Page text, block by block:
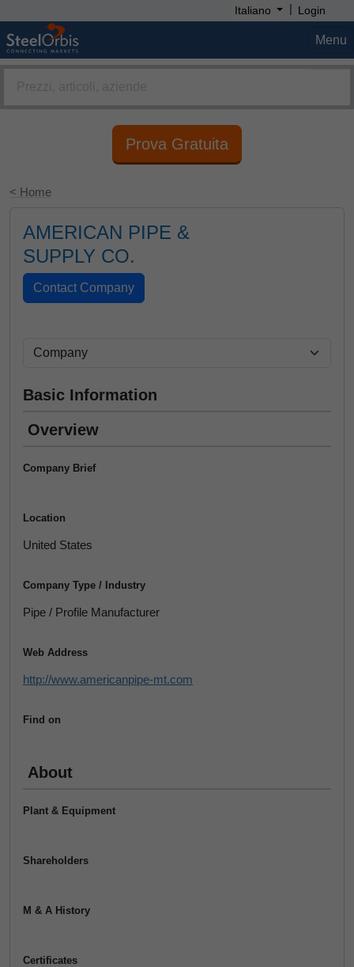
Italiano | Login
Menu
Prova Gratuita
< Home
AMERICAN PIPE &
SUPPLY CO.
Basic Information
Overview
Company Brief
Location
United States
Company Type / Industry
Pipe / Profile Manufacturer
Web Address
http://www.americanpipe-mt.com
Find on
About
Plant & Equipment
Shareholders
M & A History
Certificates